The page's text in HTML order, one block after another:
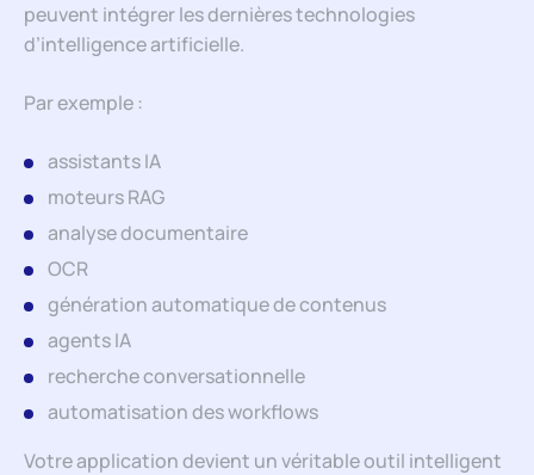
peuvent intégrer les dernières technologies
d’intelligence artificielle.
Par exemple :
assistants IA
moteurs RAG
analyse documentaire
OCR
génération automatique de contenus
agents IA
recherche conversationnelle
automatisation des workflows
Votre application devient un véritable outil intelligent